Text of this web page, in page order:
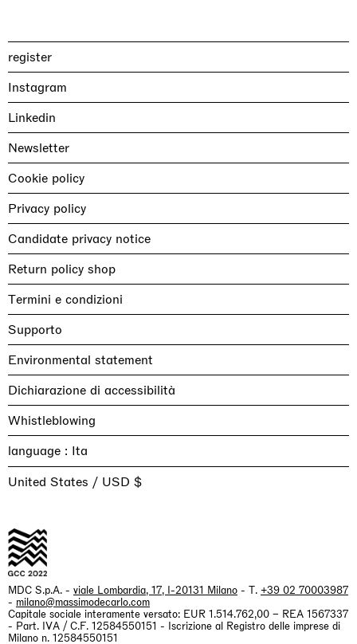
register
Instagram
Linkedin
Newsletter
Cookie policy
Privacy policy
Candidate privacy notice
Return policy shop
Termini e condizioni
Supporto
Environmental statement
Dichiarazione di accessibilità
Whistleblowing
language :
United States / USD $
MDC S.p.A. - viale Lombardia, 17, I-20131 Milano - T. +39 02 70003987
- milano@massimodecarlo.com
Capitale sociale interamente versato: EUR 1.514.762,00 – REA 1567337
- Part. IVA / C.F. 12584550151 - Iscrizione al Registro delle imprese di
Milano n. 12584550151